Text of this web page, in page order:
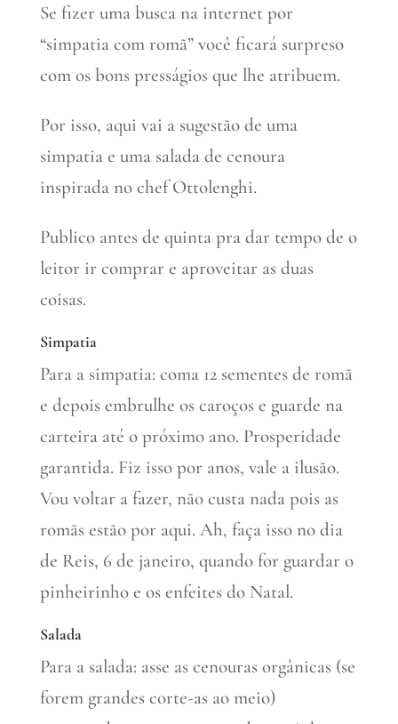
Se fizer uma busca na internet por
“simpatia com romã” você ficará surpreso
com os bons presságios que lhe atribuem.
Por isso, aqui vai a sugestão de uma
simpatia e uma salada de cenoura
inspirada no chef Ottolenghi.
Publico antes de quinta pra dar tempo de o
leitor ir comprar e aproveitar as duas
coisas.
Simpatia
Para a simpatia: coma 12 sementes de romã
e depois embrulhe os caroços e guarde na
carteira até o próximo ano. Prosperidade
garantida. Fiz isso por anos, vale a ilusão.
Vou voltar a fazer, não custa nada pois as
romãs estão por aqui. Ah, faça isso no dia
de Reis, 6 de janeiro, quando for guardar o
pinheirinho e os enfeites do Natal.
Salada
Para a salada: asse as cenouras orgânicas (se
forem grandes corte-as ao meio)